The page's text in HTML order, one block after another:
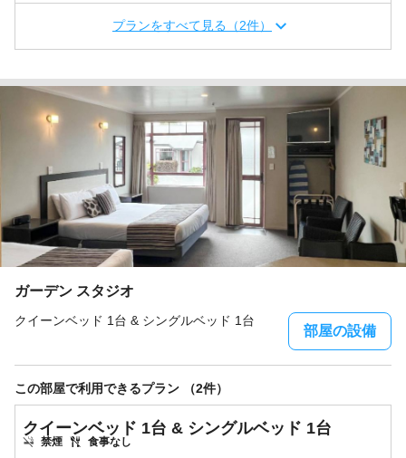
プランをすべて見る（2件）
ガーデン スタジオ
クイーンベッド 1台 & シングルベッド 1台
部屋の設備
この部屋で利用できるプラン （2件）
禁煙 食事なし
クイーンベッド 1台 & シングルベッド 1台